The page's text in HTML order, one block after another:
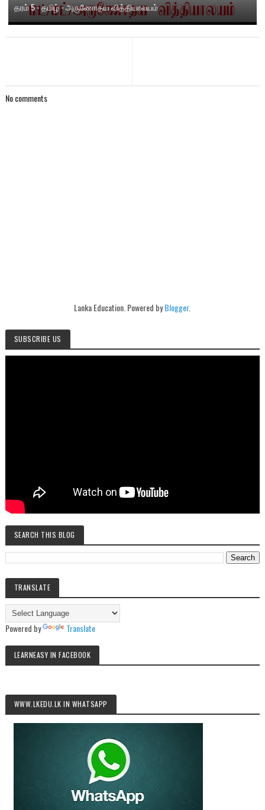
தரம் 5 - தமிழ் - அருணோதய வித்தியாலயம்
No comments
Lanka Education. Powered byBlogger.
SUBSCRIBE US
SEARCH THIS BLOG
TRANSLATE
Powered by Translate
LEARNEASY IN FACEBOOK
WWW.LKEDU.LK IN WHATSAPP